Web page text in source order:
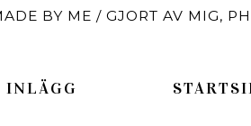
BY ME / GJORT AV MIG,
INLÄGG